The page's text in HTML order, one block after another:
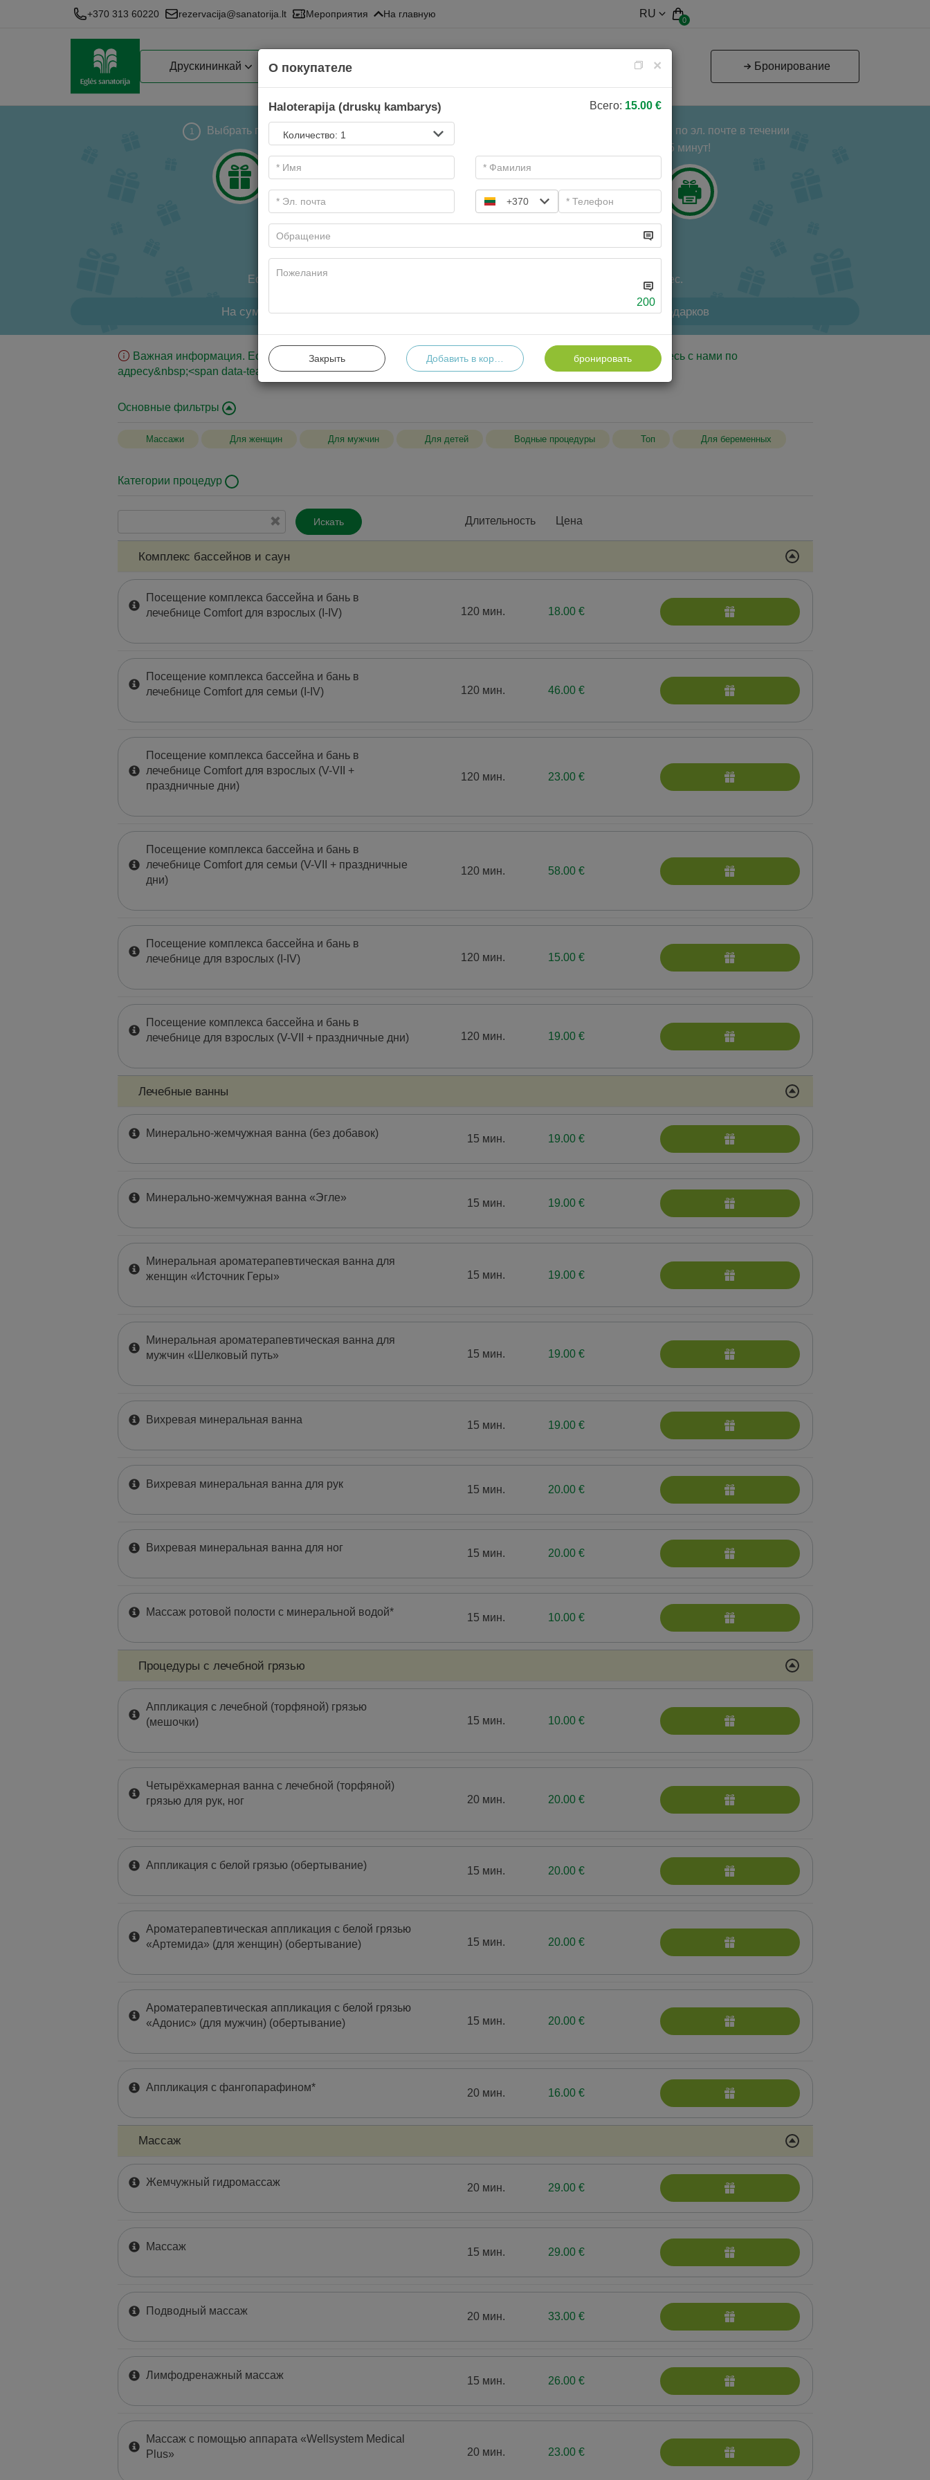
+370 313 60220 rezervacija@sanatorija.lt Mероприятия На главную RU
0
Друскининкай Бронирование
1 Выбрать подарок Заплатить в корзине
И получите по эл. почте в течении
5 минут!
Подарочные купоны
Есть три вида купонов! Выбери желаемый. Подарочный купон действителен 12 мес.
На сумму На программы На процедуры Идеи для подарков
Важная информация. Если вы юридическое лицо и хотите приобрести подарочный сертификат, свяжитесь с нами по
адресу&nbsp;<span data-teams="true">verslas@sanatorija.lt</span>
Основные фильтры
Массажи Для женщин Для мужчин Для детей Водные процедуры Топ Для беременных
Категории процедур
Совместные клинические анализы
Биохимические анализы
Лечебные ванны
заболевания
Консультации врачей и специалистов,
инструментальные анализы (только для гостей,
Дополнительные услуги
Искать Длительность Цена
Комплекс бассейнов и саун
Посещение комплекса бассейна и бань в
лечебнице Comfort для взрослых (I-IV)
120 мин. 18.00 €
Посещение комплекса бассейна и бань в
лечебнице Comfort для семьи (I-IV)
120 мин. 46.00 €
Посещение комплекса бассейна и бань в
лечебнице Comfort для взрослых (V-VII +
праздничные дни)
120 мин. 23.00 €
Посещение комплекса бассейна и бань в
лечебнице Comfort для семьи (V-VII + праздничные
дни)
120 мин. 58.00 €
Посещение комплекса бассейна и бань в
лечебнице для взрослых (I-IV)
120 мин. 15.00 €
Посещение комплекса бассейна и бань в
лечебнице для взрослых (V-VII + праздничные дни)
120 мин. 19.00 €
Лечебные ванны
Минеральнo-жемчужная ванна (без добавок) 15 мин. 19.00 €
Минерально-жемчужная ванна «Эгле» 15 мин. 19.00 €
Минеральная ароматерапевтическая ванна для
женщин «Источник Геры»
15 мин. 19.00 €
Минеральная ароматерапевтическая ванна для
мужчин «Шелковый путь»
15 мин. 19.00 €
Вихревая минеральная ванна 15 мин. 19.00 €
Вихревая минеральная ванна для рук 15 мин. 20.00 €
Вихревая минеральная ванна для ног 15 мин. 20.00 €
Массаж ротовой полости с минеральной водой* 15 мин. 10.00 €
Процедуры с лечебной грязью
Аппликация с лечебной (торфяной) грязью
(мешочки)
15 мин. 10.00 €
Четырёхкамерная ванна с лечебной (торфяной)
грязью для рук, ног
20 мин. 20.00 €
Аппликация с белой грязью (обертывание) 15 мин. 20.00 €
Ароматерапевтическая аппликация с белой грязью
«Артемида» (для женщин) (обертывание)
15 мин. 20.00 €
Ароматерапевтическая аппликация с белой грязью
«Адонис» (для мужчин) (обертывание)
15 мин. 20.00 €
Аппликация с фангопарафином* 20 мин. 16.00 €
Массаж
Жемчужный гидромассаж 20 мин. 29.00 €
Массаж 15 мин. 29.00 €
Подводный массаж 20 мин. 33.00 €
Лимфодренажный массаж 15 мин. 26.00 €
Массаж с помощью аппарата «Wellsystem Medical
Plus»
20 мин. 23.00 €
×
О покупателе
Haloterapija (druskų kambarys) Всего: 15.00 €
+370
200
Закрыть Добавить в корзину бронировать